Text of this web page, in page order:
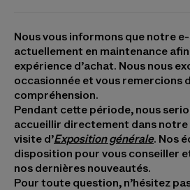
Nous vous informons que notre
actuellement en maintenance
expérience d’achat. Nous nous
occasionnée et vous remercions
compréhension.
Pendant cette période, nous
accueillir directement dans
visite d’Exposition générale. Nos
disposition pour vous conseiller
nos dernières nouveautés.
Pour toute question, n’hésitez